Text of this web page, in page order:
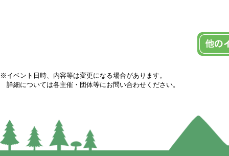
※イベント日時、内容等は変更になる場合があります。
詳細については各主催・団体等にお問い合わせください。